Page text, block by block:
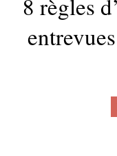
8 règles